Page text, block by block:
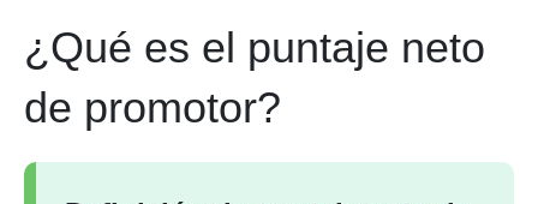
¿Qué es el puntaje neto
de promotor?